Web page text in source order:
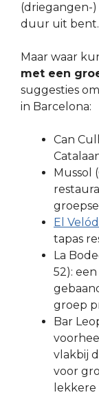
(driegangen-
duur uit bent.
Maar waar
met een
suggesties
in Barcelona:
Can
Mussol
El
tapas
La
52):
groep
Bar
vlakbij
voor
lekkere